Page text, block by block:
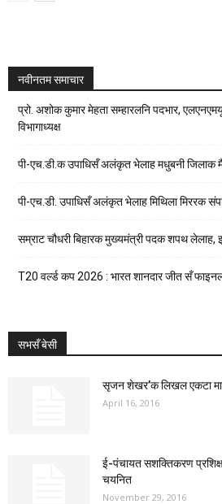
नवीनतम समाचार
प्रो. अशोक कुमार मेहता सम्हारलनि पदभार,
विभागाध्यक्ष
पी-एच.डी.क उपाधिसँ अलंकृत भेलाह मधुबनी जिलाक
पी-एच.डी. उपाधिसँ अलंकृत भेलाह मिथिला मिररक
सम्राट चौधरी बिहारक मुख्यमंत्री पदक शपथ लेलाह,
T20 वर्ल्ड कप 2026 : भारत शानदार जीत सँ
सभसँ बेसी
सृजन शेखर’क लिखल एकटा
April 16, 2016
ई-पंचायत सशक्तिकरण
चयनित
November 29, 2016